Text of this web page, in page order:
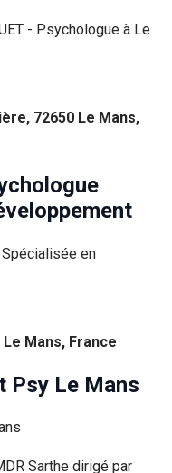
72650 Le Mans,
Mans, France
Psy Le Mans
Sarthe dirigé par